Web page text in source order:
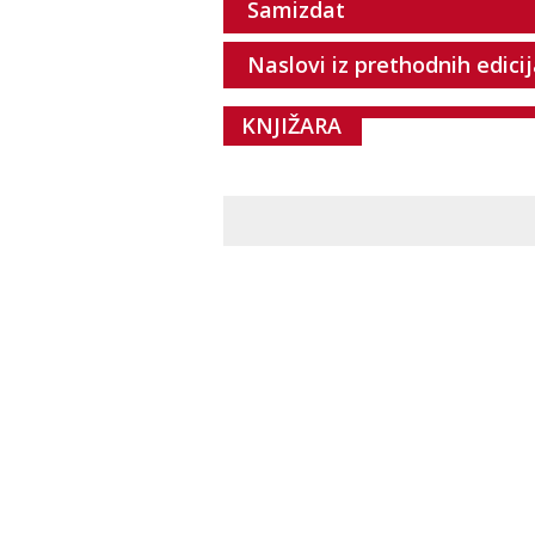
Samizdat
Naslovi iz prethodnih
KNJIŽARA